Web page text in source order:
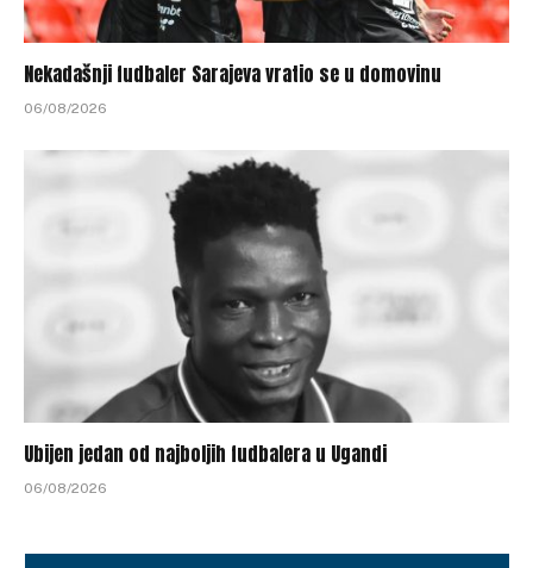
Nekadašnji fudbaler Sarajeva vratio se u domovinu
06/08/2026
Ubijen jedan od najboljih fudbalera u Ugandi
06/08/2026